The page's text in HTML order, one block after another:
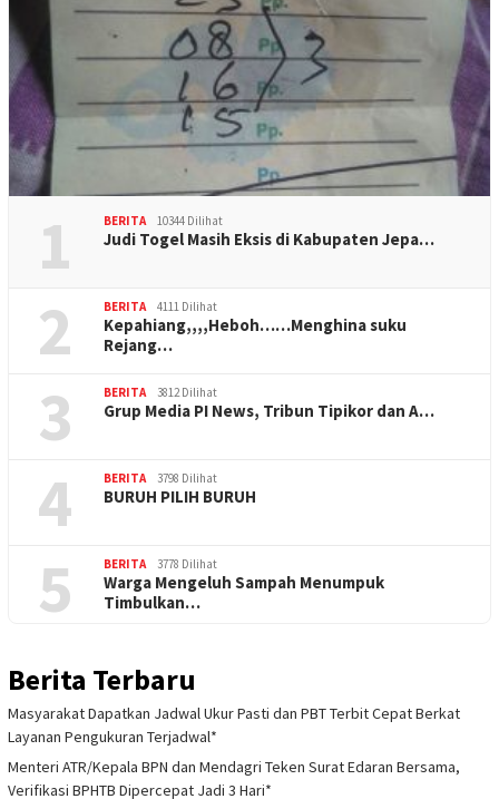
1 BERITA 10344 Dilihat
Judi Togel Masih Eksis di Kabupaten Jepa…
2 BERITA 4111 Dilihat
Kepahiang,,,,Heboh……Menghina suku
Rejang…
3 BERITA 3812 Dilihat
Grup Media PI News, Tribun Tipikor dan A…
4 BERITA 3798 Dilihat
BURUH PILIH BURUH
5 BERITA 3778 Dilihat
Warga Mengeluh Sampah Menumpuk
Timbulkan…
Berita Terbaru
Masyarakat Dapatkan Jadwal Ukur Pasti dan PBT Terbit Cepat Berkat
Layanan Pengukuran Terjadwal*
Menteri ATR/Kepala BPN dan Mendagri Teken Surat Edaran Bersama,
Verifikasi BPHTB Dipercepat Jadi 3 Hari*